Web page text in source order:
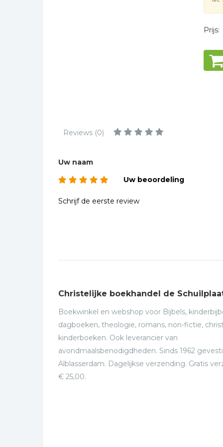
Toeristische kaarten en
gidsen
Prijs:
Reviews (0)
Uw naam
Uw beoordeling
Schrijf de eerste review
Christelijke boekhandel de
Boekwinkel en webshop voor Bijbels,
dagboeken, theologie, romans, non-fictie,
kinderboeken. Ook leverancier van
avondmaalsbenodigdheden. Sinds 1962
Alblasserdam. Dagelijkse verzending. Gratis
€ 25,00.